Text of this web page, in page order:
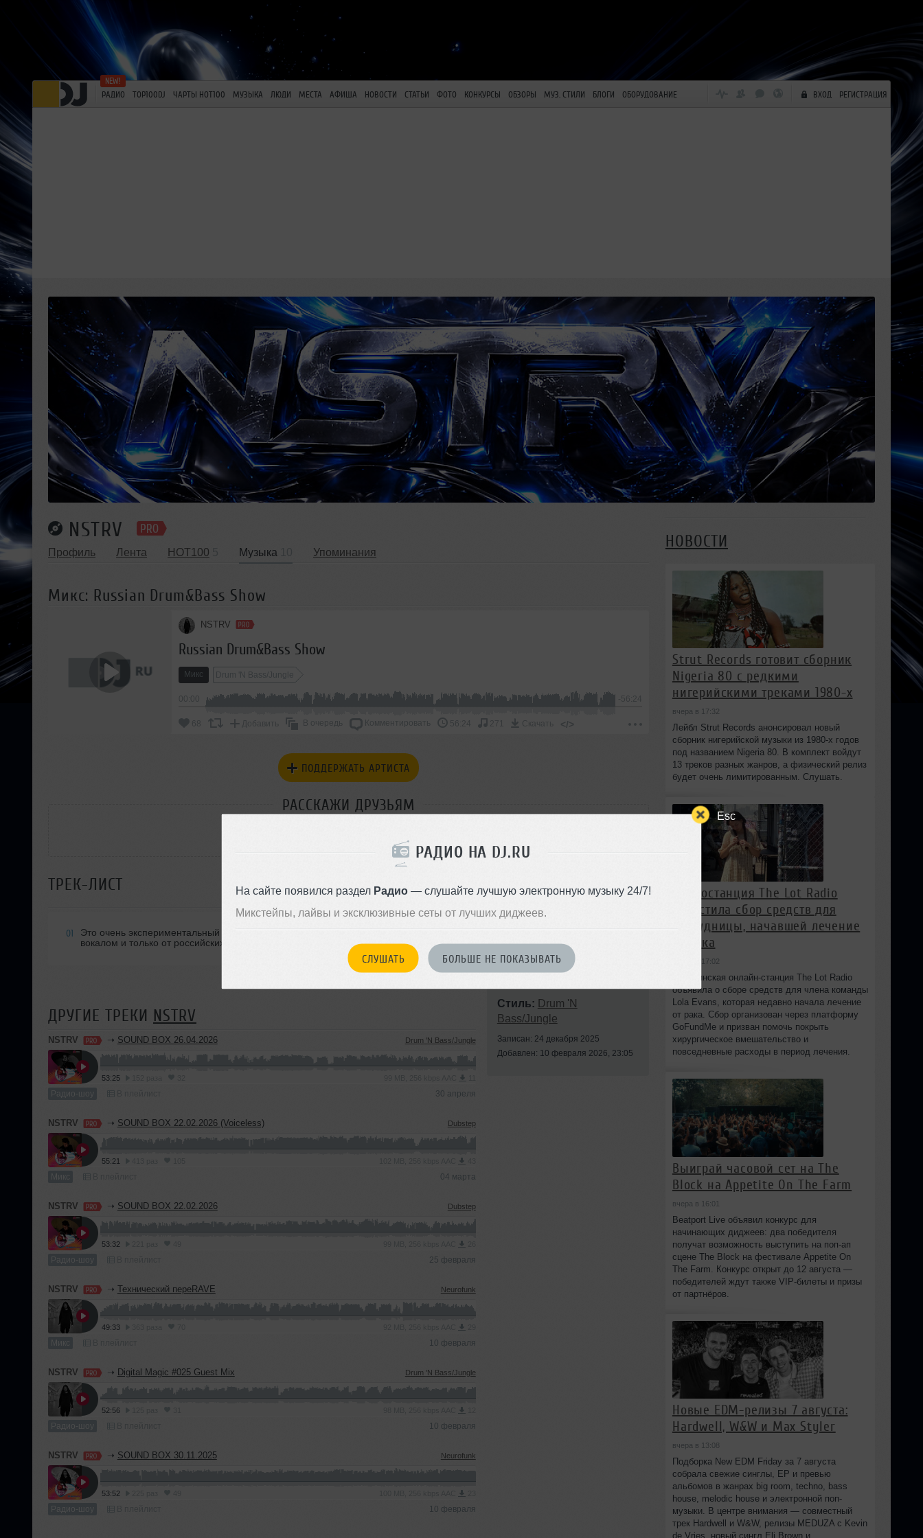
Esc
РАДИО НА DJ.RU
На сайте появился раздел Радио— слушайте лучшую электронную музыку 24/7!
Микстейпы, лайвы и эксклюзивные сеты от лучших диджеев.
СЛУШАТЬ БОЛЬШЕ НЕ ПОКАЗЫВАТЬ
РАДИО TOP100DJ ЧАРТЫ HOT100 МУЗЫКА ЛЮДИ МЕСТА АФИША НОВОСТИ СТАТЬИ ФОТО КОНКУРСЫ ОБЗОРЫ МУЗ. СТИЛИ БЛОГИ ОБОРУДОВАНИЕ ВХОД РЕГИСТРАЦИЯ
NSTRV
Профиль Лента HOT100 Музыка Упоминания
Микс: Russian Drum&Bass Show
NSTRV
Russian Drum&Bass Show
Микс Drum 'N Bass/Jungle
-56:24
68 Добавить В очередь Комментировать 56:24 271 Скачать </>
ПОДДЕРЖАТЬ АРТИСТА
РАССКАЖИ ДРУЗЬЯМ
ТРЕК-ЛИСТ
01
Это очень экспериментальный формат в данном стиле. Здесь собраны треки большинство которых только с русским
вокалом и только от российских артистов.
ДРУГИЕ ТРЕКИ NSTRV
NSTRV ➝ SOUND BOX 26.04.2026 Drum 'N Bass/Jungle
53:25
Радио-шоу 30 апреля
NSTRV ➝ SOUND BOX 22.02.2026 (Voiceless) Dubstep
55:21
Микс 04 марта
NSTRV ➝ SOUND BOX 22.02.2026 Dubstep
53:32
Радио-шоу 25 февраля
NSTRV ➝ Технический переRAVE Neurofunk
49:33
Микс 10 февраля
NSTRV ➝ Digital Magic #025 Guest Mix Drum 'N Bass/Jungle
52:56
Радио-шоу 10 февраля
NSTRV ➝ SOUND BOX 30.11.2025 Neurofunk
53:52
Радио-шоу 10 февраля
Стиль: Drum 'N
Bass/Jungle
Записан: 24 декабря 2025
Добавлен: 10 февраля 2026, 23:05
НОВОСТИ
Strut Records готовит сборник
Nigeria 80 с редкими
нигерийскими треками 1980-х
вчера в 17:32
Лейбл Strut Records анонсировал новый
сборник нигерийской музыки из 1980-х годов
под названием Nigeria 80. В комплект войдут
13 треков разных жанров, а физический релиз
будет очень лимитированным. Слушать.
Радиостанция The Lot Radio
запустила сбор средств для
сотрудницы, начавшей лечение
от рака
вчера в 17:02
Бруклинская онлайн-станция The Lot Radio
объявила о сборе средств для члена команды
Lola Evans, которая недавно начала лечение
от рака. Сбор организован через платформу
GoFundMe и призван помочь покрыть
хирургическое вмешательство и
повседневные расходы в период лечения.
Выиграй часовой сет на The
Block на Appetite On The Farm
вчера в 16:01
Beatport Live объявил конкурс для
начинающих диджеев: два победителя
получат возможность выступить на поп‑ап
сцене The Block на фестивале Appetite On
The Farm. Конкурс открыт до 12 августа —
победителей ждут также VIP‑билеты и призы
от партнёров.
Новые EDM-релизы 7 августа:
Hardwell, W&W и Max Styler
вчера в 13:08
Подборка New EDM Friday за 7 августа
собрала свежие синглы, EP и превью
альбомов в жанрах big room, techno, bass
house, melodic house и электронной поп-
музыки. В центре внимания — совместный
трек Hardwell и W&W, релизы MEDUZA с Kevin
de Vries, новый сингл Eli Brown и